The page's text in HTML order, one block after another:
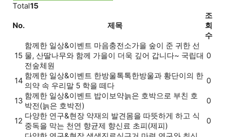
Total15
No. 제목
조
회
수
15
함께한 일상&이벤트 마음충전소가을 숲이 준 귀한 선
물, 산딸나무와 함께 가을이 더욱 깊어 갑니다~ 국립대
전숲체원
0
14
함께한 일상&이벤트 한방울톡톡한방울과 황단이의 한
의약 속 우리말 5 학을 떼다
0
13
함께한 일상&이벤트 밥이보약늙은 호박으로 부친 호
박전(늙은 호박전)
0
12
다양한 연구&현장 약재의 발견몸을 따뜻하게 하고 식
중독을 막는 천연 향균제 향신료 초피(제피)
0